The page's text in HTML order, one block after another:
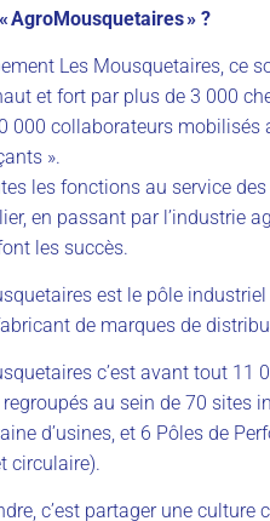
«AgroMousquetaires» ?
Les Mousquetaires, ce
et fort par plus de 3 000
000 collaborateurs mobilisés
».
les fonctions au service
en passant par l’industrie
les succès.
est le pôle
de marques de
c’est avant tout 11
regroupés au sein de 70 sites
d’usines, et 6 Pôles de
circulaire).
c’est partager une culture